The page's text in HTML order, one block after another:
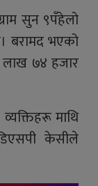
सुन ९पँहेलो
बरामद भएको
७४ हजार
माथि
केसीले